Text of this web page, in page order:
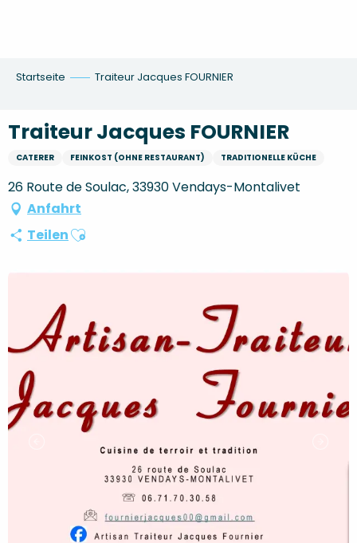
Startseite Traiteur Jacques FOURNIER
Traiteur Jacques FOURNIER
CATERER FEINKOST (OHNE RESTAURANT) TRADITIONELLE KÜCHE
26 Route de Soulac, 33930 Vendays-Montalivet
Anfahrt
TeilenAjouter aux favoris